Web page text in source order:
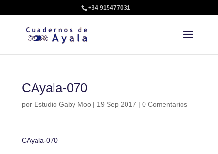
+34 915477031
CAyala-070
por Estudio Gaby Moo| 19 Sep 2017 | 0 Comentarios
CAyala-070